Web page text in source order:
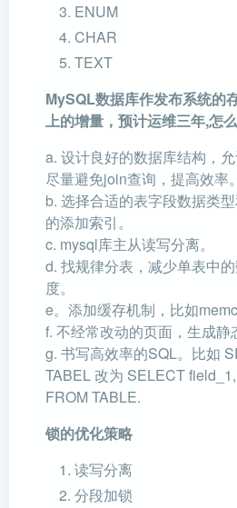
ENUM
CHAR
TEXT
MySQL数据库作发布系统的
上的增量，预计运维三年,怎
a. 设计良好的数据库结构，
尽量避免join查询，提高效率。
b. 选择合适的表字段数据类
的添加索引。
c. mysql库主从读写分离。
d. 找规律分表，减少单表中
度。
e。添加缓存机制，比如
f. 不经常改动的页面，生成静
g. 书写高效率的SQL。比如
TABEL 改为 SELECT
FROM TABLE.
锁的优化策略
读写分离
分段加锁